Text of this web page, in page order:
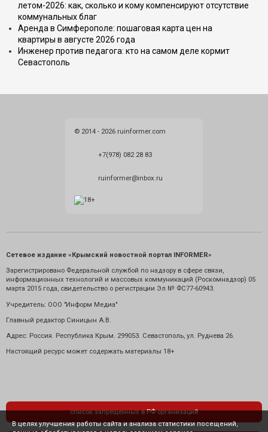
летом-2026: как, сколько и кому компенсируют отсутствие
коммунальных благ
Аренда в Симферополе: пошаговая карта цен на
квартиры в августе 2026 года
Инженер против педагога: кто на самом деле кормит
Севастополь
© 2014 - 2026 ruinformer.com
+7(978) 082 28 83
ruinformer@inbox.ru
Сетевое издание «Крымский новостной портал INFORMER»
Зарегистрировано Федеральной службой по надзору в сфере связи,
информационных технологий и массовых коммуникаций (Роскомнадзор) 05
марта 2015 года, свидетельство о регистрации Эл № ФС77-60943.
Учредитель: ООО "Информ Медиа"
Главный редактор Синицын А.В.
Адрес: Россия. Республика Крым. 299053. Севастополь, ул. Руднева 26.
Настоящий ресурс может содержать материалы 18+
список запрещенных в РФ организаций
В целях улучшения работы сайта и анализа статистики посещений,